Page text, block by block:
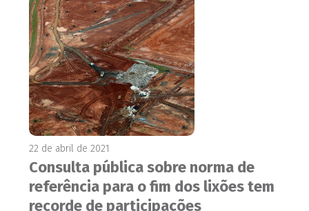
22 de abril de 2021
Consulta pública sobre norma de
referência para o fim dos lixões tem
recorde de participações